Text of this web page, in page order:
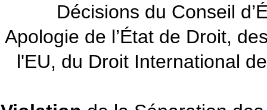
Décisions du Conseil
Apologie de l’État de Droit,
l'EU, du Droit International